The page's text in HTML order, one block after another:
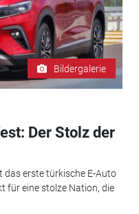
Bildergalerie
Der Stolz der
das erste türkische E-Auto
für eine stolze Nation, die